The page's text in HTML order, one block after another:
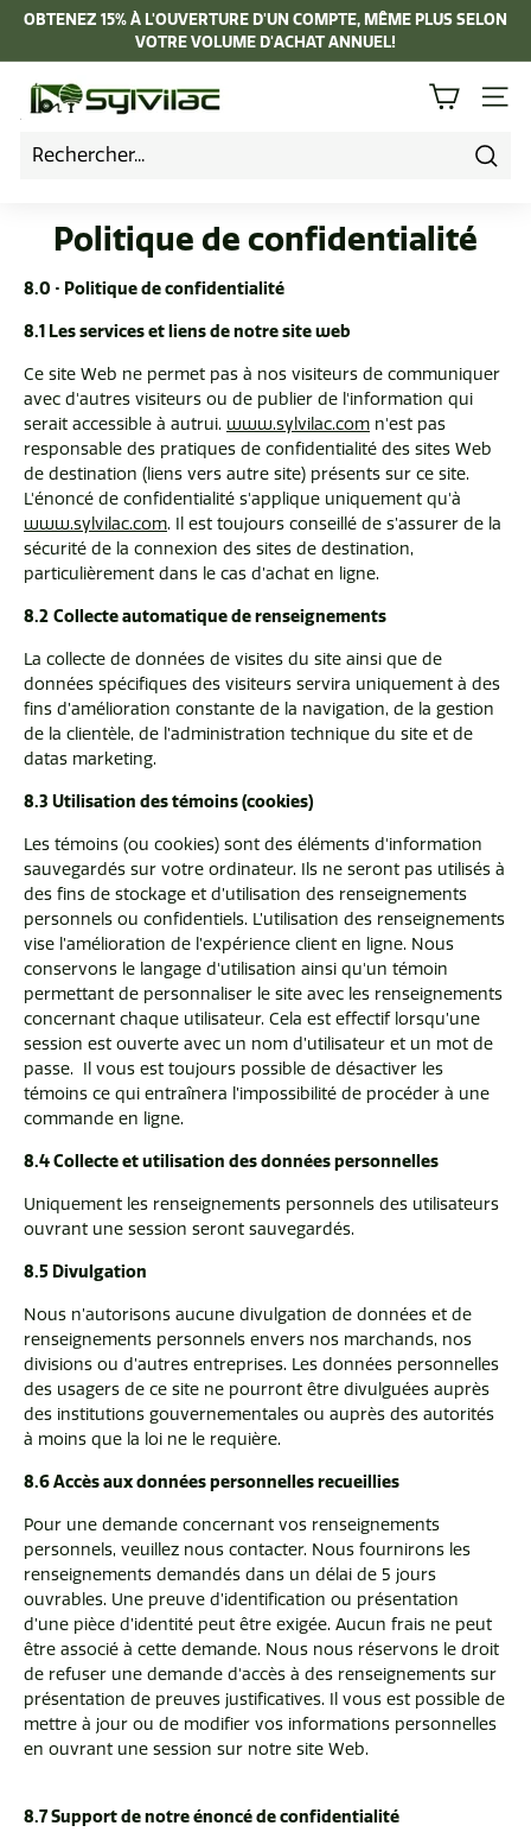
Passer
contenu
Diaporama
OBTENEZ 15% À L'OUVERTURE D'UN COMPTE, MÊME PLUS SELON
VOTRE VOLUME D'ACHAT ANNUEL!
n
d
r
i
L
a
p
i
e
r
r
e
Politique de confidentialité
8.0 • Politique de confidentialité
8.1 Les services et liens de notre site web
Ce site Web ne permet pas à nos visiteurs de communiquer
avec d'autres visiteurs ou de publier de l'information qui
serait accessible à autrui. www.sylvilac.com n'est pas
responsable des pratiques de confidentialité des sites Web
de destination (liens vers autre site) présents sur ce site.
L'énoncé de confidentialité s'applique uniquement qu'à
www.sylvilac.com. Il est toujours conseillé de s’assurer de la
sécurité de la connexion des sites de destination,
particulièrement dans le cas d’achat en ligne.
8.2 Collecte automatique de renseignements
La collecte de données de visites du site ainsi que de
données spécifiques des visiteurs servira uniquement à des
fins d’amélioration constante de la navigation, de la gestion
de la clientèle, de l’administration technique du site et de
datas marketing.
8.3 Utilisation des témoins (cookies)
Les témoins (ou cookies) sont des éléments d'information
sauvegardés sur votre ordinateur. Ils ne seront pas utilisés à
des fins de stockage et d’utilisation des renseignements
personnels ou confidentiels. L’utilisation des renseignements
vise l’amélioration de l’expérience client en ligne. Nous
conservons le langage d'utilisation ainsi qu'un témoin
permettant de personnaliser le site avec les renseignements
concernant chaque utilisateur. Cela est effectif lorsqu’une
session est ouverte avec un nom d’utilisateur et un mot de
passe. Il vous est toujours possible de désactiver les
témoins ce qui entraînera l’impossibilité de procéder à une
commande en ligne.
8.4 Collecte et utilisation des données personnelles
Uniquement les renseignements personnels des utilisateurs
ouvrant une session seront sauvegardés.
8.5 Divulgation
Nous n’autorisons aucune divulgation de données et de
renseignements personnels envers nos marchands, nos
divisions ou d’autres entreprises. Les données personnelles
des usagers de ce site ne pourront être divulguées auprès
des institutions gouvernementales ou auprès des autorités
à moins que la loi ne le requière.
8.6 Accès aux données personnelles recueillies
Pour une demande concernant vos renseignements
personnels, veuillez nous contacter. Nous fournirons les
renseignements demandés dans un délai de 5 jours
ouvrables. Une preuve d’identification ou présentation
d’une pièce d’identité peut être exigée. Aucun frais ne peut
être associé à cette demande. Nous nous réservons le droit
de refuser une demande d'accès à des renseignements sur
présentation de preuves justificatives. Il vous est possible de
mettre à jour ou de modifier vos informations personnelles
en ouvrant une session sur notre site Web.
8.7 Support de notre énoncé de confidentialité